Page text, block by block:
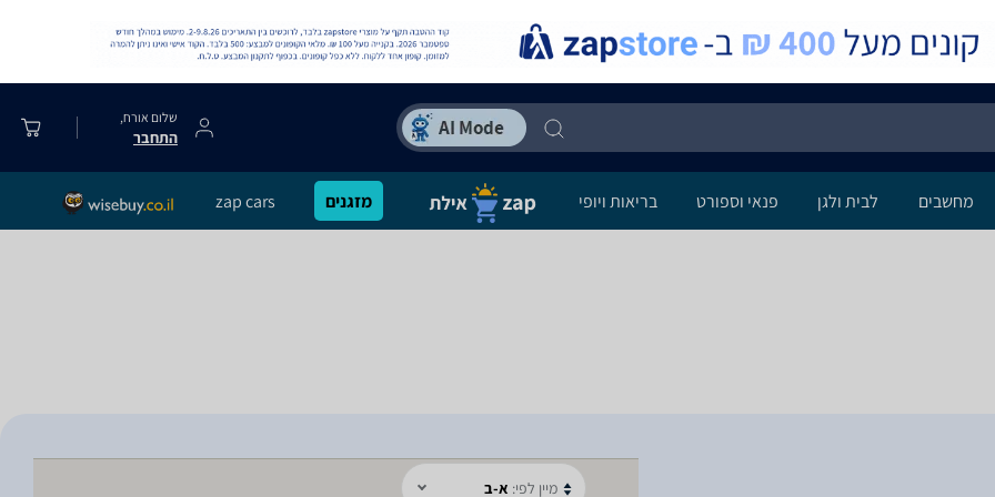
שלום אורח,
התחבר
מחשבים לבית ולגן פנאי וספורט בריאות ויופי מזגנים zap cars
מיין לפי: א-ב